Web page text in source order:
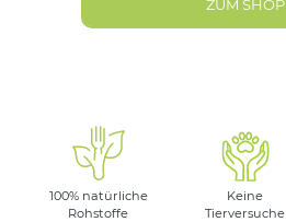
ZUM SHOP
100% natürliche
Rohstoffe
Keine
Tierversuche